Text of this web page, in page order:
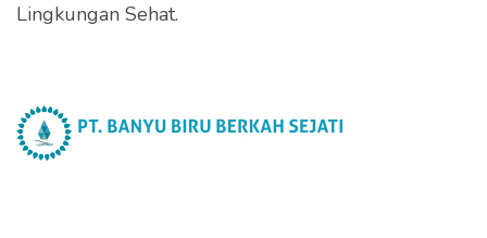
Lingkungan Sehat.